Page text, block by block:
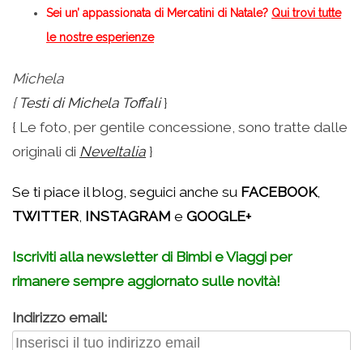
Sei un’ appassionata di Mercatini di Natale? Qui trovi tutte
le nostre esperienze
Michela
{ Testi di Michela Toffali}
{ Le foto, per gentile concessione, sono tratte dalle
originali di NeveItalia }
Se ti piace il blog, seguici anche su FACEBOOK,
TWITTER INSTAGRAM e GOOGLE+
Iscriviti alla newsletter di Bimbi e Viaggi per
rimanere sempre aggiornato sulle novità!
Indirizzo email: